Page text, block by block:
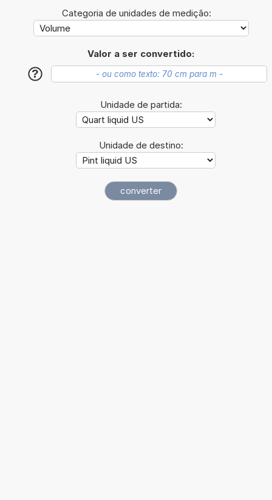
Categoria de unidades de medição:
Valor a ser convertido:
?
Unidade de partida:
Unidade de destino: